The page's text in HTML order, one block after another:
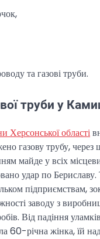
та газові труби.
труби у
Херсонської області
газову трубу,
майде у всіх
удар по
підприємствам,
заводу з
Від падіння
60-річна жінка, їй